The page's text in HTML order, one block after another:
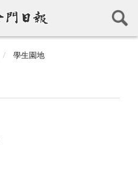
學生園地